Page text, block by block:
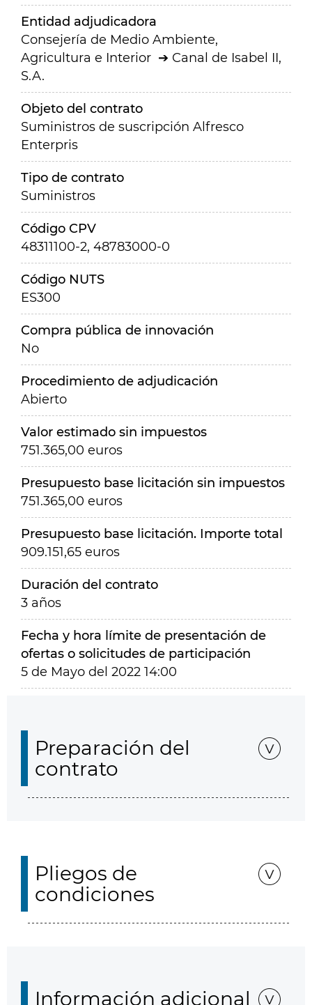
Entidad adjudicadora
Consejería de Medio Ambiente,
Agricultura e Interior
Canal de Isabel II,
S.A.
Objeto del contrato
Suministros de suscripción Alfresco
Enterpris
Tipo de contrato
Suministros
Código CPV
48311100-2, 48783000-0
Código NUTS
ES300
Compra pública de innovación
No
Procedimiento de adjudicación
Abierto
Valor estimado sin impuestos
751.365,00 euros
Presupuesto base licitación sin impuestos
751.365,00 euros
Presupuesto base licitación. Importe total
909.151,65 euros
Duración del contrato
3 años
Fecha y hora límite de presentación de
ofertas o solicitudes de participación
5 de Mayo del 2022 14:00
Preparación del
contrato
Pliegos de
condiciones
Información adicional